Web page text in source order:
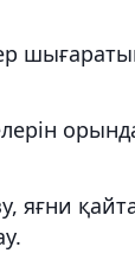
яғни